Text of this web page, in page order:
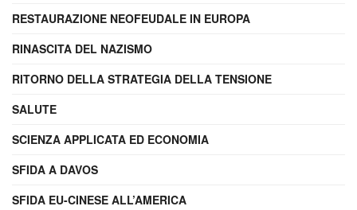
RESTAURAZIONE NEOFEUDALE IN EUROPA
RINASCITA DEL NAZISMO
RITORNO DELLA STRATEGIA DELLA TENSIONE
SALUTE
SCIENZA APPLICATA ED ECONOMIA
SFIDA A DAVOS
SFIDA EU-CINESE ALL’AMERICA